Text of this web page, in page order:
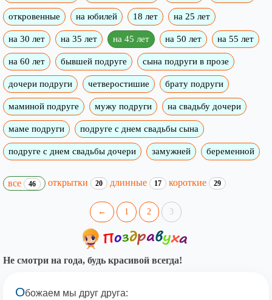
откровенные на юбилей 18 лет на 25 лет
на 30 лет на 35 лет на 45 лет на 50 лет на 55 лет
на 60 лет бывшей подруге сына подруги в прозе
дочери подруги четверостишие брату подруги
маминой подруге мужу подруги на свадьбу дочери
маме подруги подруге с днем свадьбы сына
подруге с днем свадьбы дочери замужней беременной
все 46 открытки 20 длинные 17 короткие 29
← 1 2 3
Не смотри на года, будь красивой всегда!
Обожаем мы друг друга: